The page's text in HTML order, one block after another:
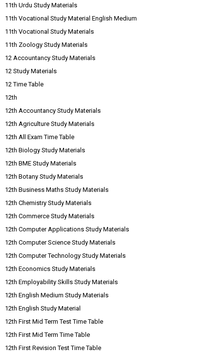
11th Urdu Study Materials
11th Vocational Study Material English Medium
11th Vocational Study Materials
11th Zoology Study Materials
12 Accountancy Study Materials
12 Study Materials
12 Time Table
12th
12th Accountancy Study Materials
12th Agriculture Study Materials
12th All Exam Time Table
12th Biology Study Materials
12th BME Study Materials
12th Botany Study Materials
12th Business Maths Study Materials
12th Chemistry Study Materials
12th Commerce Study Materials
12th Computer Applications Study Materials
12th Computer Science Study Materials
12th Computer Technology Study Materials
12th Economics Study Materials
12th Employability Skills Study Materials
12th English Medium Study Materials
12th English Study Material
12th First Mid Term Test Time Table
12th First Mid Term Time Table
12th First Revision Test Time Table